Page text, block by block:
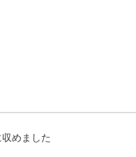
めました